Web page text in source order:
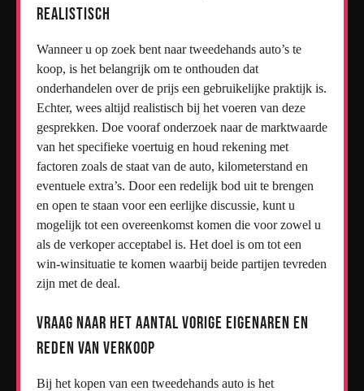
realistisch
Wanneer u op zoek bent naar tweedehands auto’s te
koop, is het belangrijk om te onthouden dat
onderhandelen over de prijs een gebruikelijke praktijk is.
Echter, wees altijd realistisch bij het voeren van deze
gesprekken. Doe vooraf onderzoek naar de marktwaarde
van het specifieke voertuig en houd rekening met
factoren zoals de staat van de auto, kilometerstand en
eventuele extra’s. Door een redelijk bod uit te brengen
en open te staan voor een eerlijke discussie, kunt u
mogelijk tot een overeenkomst komen die voor zowel u
als de verkoper acceptabel is. Het doel is om tot een
win-winsituatie te komen waarbij beide partijen tevreden
zijn met de deal.
Vraag naar het aantal vorige eigenaren en
reden van verkoop
Bij het kopen van een tweedehands auto is het